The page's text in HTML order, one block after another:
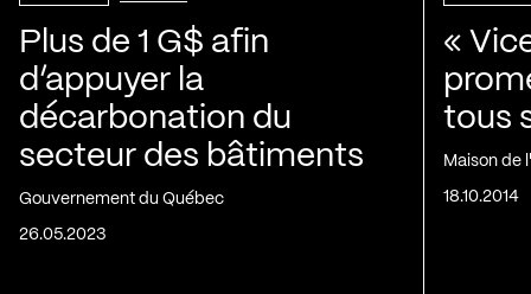
Plus de 1 G$ afin
d’appuyer la
décarbonation du
secteur des bâtiments
Gouvernement du Québec
26.05.2023
«
tous
Maison de
18.10.2014